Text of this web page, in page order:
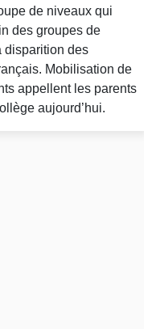
de niveaux qui
des groupes de
disparition des
Mobilisation de
appellent les parents
aujourd’hui.